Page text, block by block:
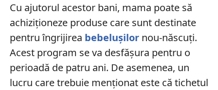
Cu ajutorul acestor bani, mama poate să
achiziționeze produse care sunt destinate
pentru îngrijirea bebelușilornou-născuți.
Acest program se va desfășura pentru o
perioadă de patru ani. De asemenea, un
lucru care trebuie menționat este că tichetul